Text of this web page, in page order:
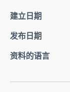
建立日期
发布日期
资料的语言